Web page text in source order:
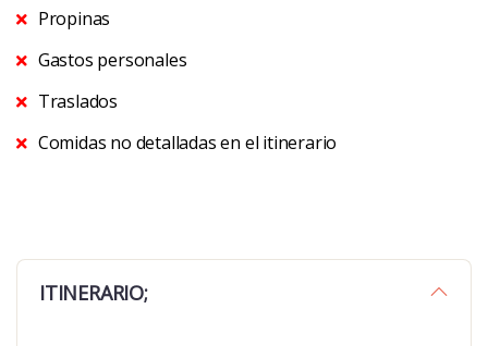
Propinas
Gastos personales
Traslados
Comidas no detalladas en el itinerario
ITINERARIO;